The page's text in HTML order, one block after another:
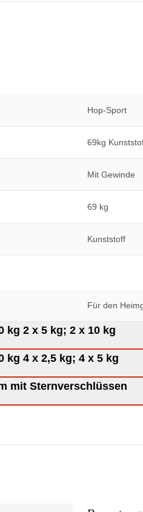
Hop-Sport
69kg
Mit Gewinde
69 kg
Kunststoff
Für den
Kunststoff Hantelscheiben-Set 30 kg 2 x 5 kg; 2 x 10 kg
Kunststoff Hantelscheiben-Set 30 kg 4 x 2,5 kg; 4 x 5 kg
Langhantelstange 167 cm / 30 mm mit Sternverschlüssen